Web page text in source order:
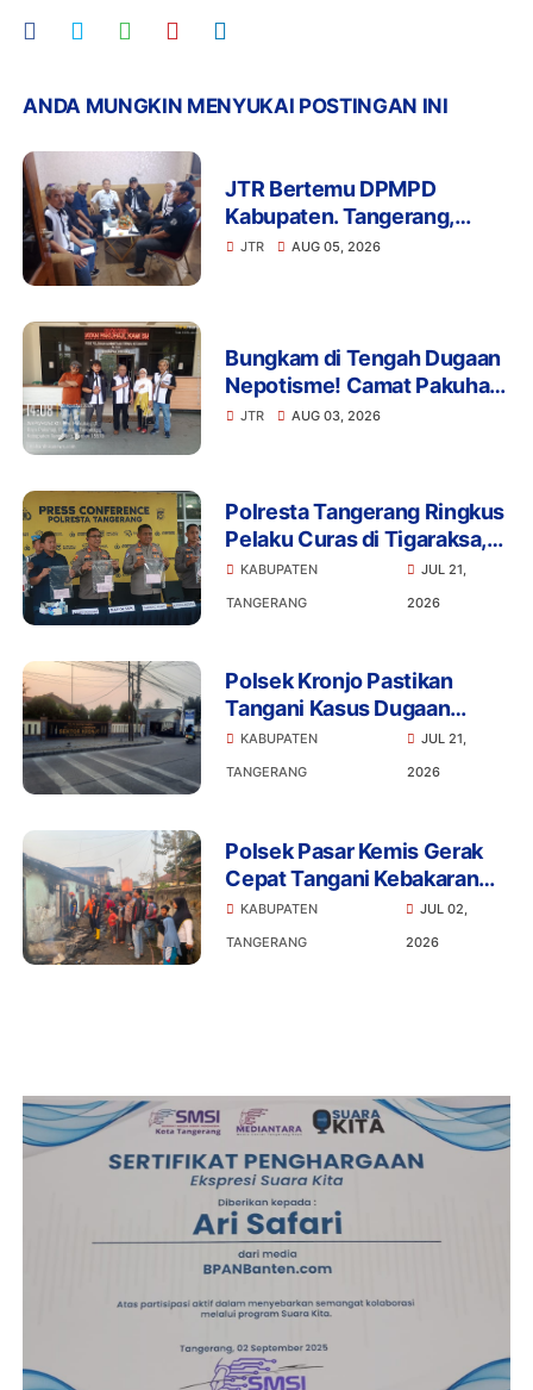
ANDA MUNGKIN MENYUKAI POSTINGAN INI
JTR Bertemu DPMPD
Kabupaten. Tangerang,
Bahas Dugaan Nepotisme di
JTR AUG 05, 2026
Bungkam di Tengah Dugaan
Nepotisme! Camat Pakuhaji
Tak Menjawab Soal Kaur
JTR AUG 03, 2026
Polresta Tangerang Ringkus
Pelaku Curas di Tigaraksa,
Penadah Motor Hasil
Rampasan Diburu
KABUPATEN
TANGERANG
JUL 21,
2026
Polsek Kronjo Pastikan
Tangani Kasus Dugaan
Penganiayaan Secara
Profesional dan Objektif
KABUPATEN
TANGERANG
JUL 21,
2026
Polsek Pasar Kemis Gerak
Cepat Tangani Kebakaran
Kontrakan, Api Berhasil
Dicegah Meluas
KABUPATEN
TANGERANG
JUL 02,
2026